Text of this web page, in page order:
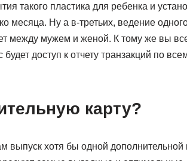
такого пластика для ребенка и
месяца. Ну а в-третьих, ведение
между мужем и женой. К тому же вы
доступ к отчету транзакций по
карту?
выпуск хотя бы одной